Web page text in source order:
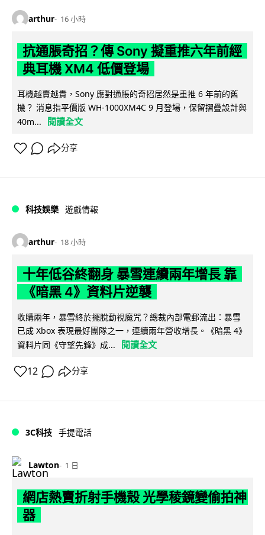
arthur 16 小時
抗通脹奇招？傳 Sony 擬重推六年前經
典耳機 XM4 低價登場
耳機越賣越貴，Sony 應對通脹的奇招居然是重推 6 年前的舊
機？ 消息指平價版 WH-1000XM4C 9 月登場，保留摺疊設計與
40m...
閱讀全文
分享
科技娛樂 遊戲情報
arthur 18 小時
十年低谷終翻身 暴雪連續兩年增長 靠
《暗黑 4》資料片逆襲
收購兩年，暴雪終於擺脫動視魔咒？總裁內部電郵流出：暴雪
已成 Xbox 表現最好團隊之一，連續兩年營收增長。《暗黑 4》
資料片同《守望先鋒》成...
閱讀全文
12 分享
3C科技 手提電話
Lawton 1 日
網店熱賣折射手機殼 光學稜鏡變偷拍神
器